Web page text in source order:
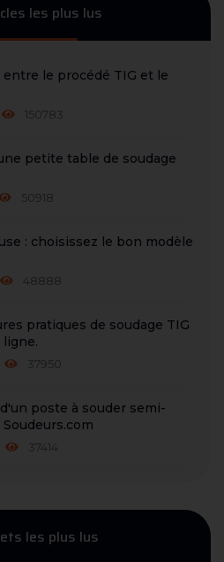
les plus lus
le procédé TIG et le
150783
petite table de soudage
50918
: choisissez le bon modèle
48888
pratiques de soudage TIG
ligne.
37950
poste à souder semi-
37414
les plus lus